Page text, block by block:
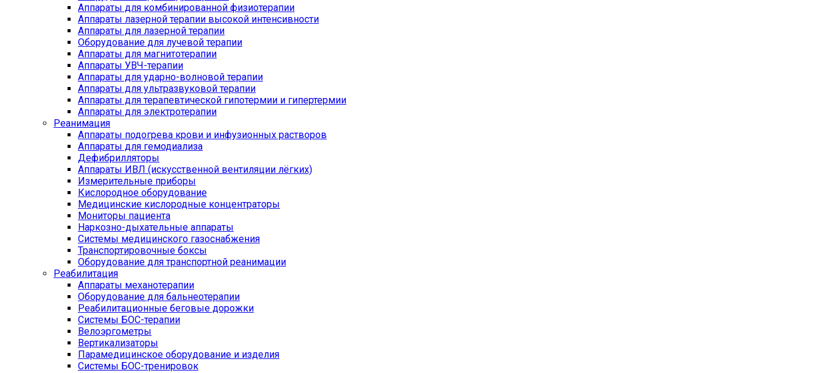
Аппараты для комбинированной физиотерапии
Аппараты лазерной терапии высокой интенсивности
Аппараты для лазерной терапии
Оборудование для лучевой терапии
Аппараты для магнитотерапии
Аппараты УВЧ-терапии
Аппараты для ударно-волновой терапии
Аппараты для ультразвуковой терапии
Аппараты для терапевтической гипотермии и гипертермии
Аппараты для электротерапии
Реанимация
Аппараты подогрева крови и инфузионных растворов
Аппараты для гемодиализа
Дефибрилляторы
Аппараты ИВЛ (искусственной вентиляции лёгких)
Измерительные приборы
Кислородное оборудование
Медицинские кислородные концентраторы
Мониторы пациента
Наркозно-дыхательные аппараты
Системы медицинского газоснабжения
Транспортировочные боксы
Оборудование для транспортной реанимации
Реабилитация
Аппараты механотерапии
Оборудование для бальнеотерапии
Реабилитационные беговые дорожки
Системы БОС-терапии
Велоэргометры
Вертикализаторы
Парамедицинское оборудование и изделия
Системы БОС-тренировок